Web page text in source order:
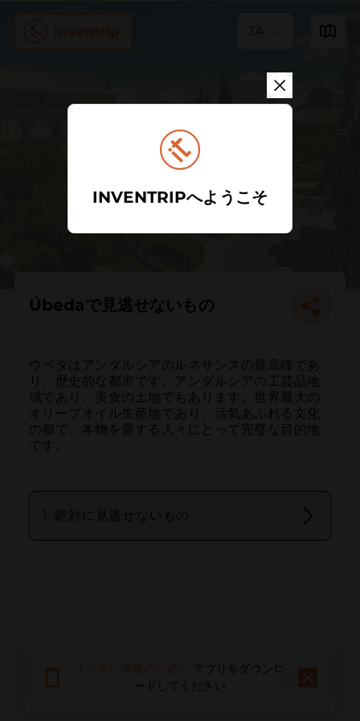
JA
Úbedaで見逃せないもの
ウベダはアンダルシアのルネサンスの最高峰であ
り、歴史的な都市です。アンダルシアの工芸品地
域であり、美食の土地でもあります。世界最大の
オリーブオイル生産地であり、活気あふれる文化
の都で、本物を愛する人々にとって完璧な目的地
です。
アプリをダウンロ
ードしてください
INVENTRIPへようこそ